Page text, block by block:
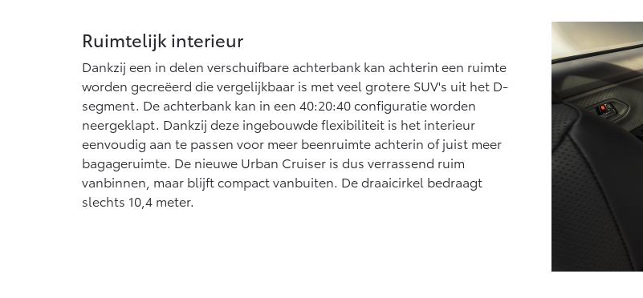
Ruimtelijk interieur
Dankzij een in delen verschuifbare achterbank kan achterin een ruimte
worden gecreëerd die vergelijkbaar is met veel grotere SUV's uit het D-
segment. De achterbank kan in een 40:20:40 configuratie worden
neergeklapt. Dankzij deze ingebouwde flexibiliteit is het interieur
eenvoudig aan te passen voor meer beenruimte achterin of juist meer
bagageruimte. De nieuwe Urban Cruiser is dus verrassend ruim
vanbinnen, maar blijft compact vanbuiten. De draaicirkel bedraagt
slechts 10,4 meter.